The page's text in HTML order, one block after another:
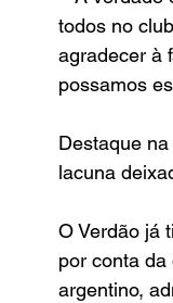
todos no
agradecer à
possamos
Destaque
lacuna
O Verdão já
por conta
argentino,